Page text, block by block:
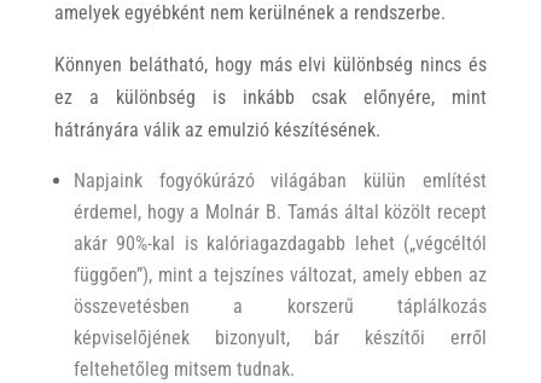
amelyek egyébként nem kerülnének a rendszerbe.
Könnyen belátható, hogy más elvi különbség nincs és
ez a különbség is inkább csak előnyére, mint
hátrányára válik az emulzió készítésének.
Napjaink fogyókúrázó világában külün említést
érdemel, hogy a Molnár B. Tamás által közölt recept
akár 90%-kal is kalóriagazdagabb lehet („végcéltól
függően”), mint a tejszínes változat, amely ebben az
összevetésben a korszerű táplálkozás
képviselőjének bizonyult, bár készítői erről
feltehetőleg mitsem tudnak.